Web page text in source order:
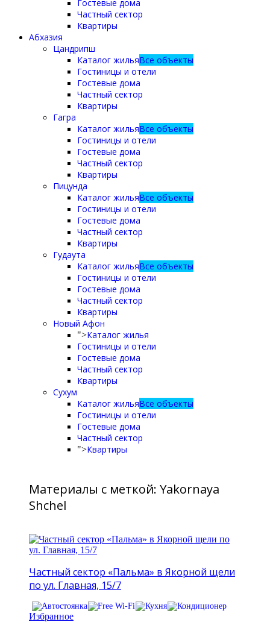
Гостевые дома
Частный сектор
Квартиры
Абхазия
Цандрипш
Каталог жильяВсе объекты
Гостиницы и отели
Гостевые дома
Частный сектор
Квартиры
Гагра
Каталог жильяВсе объекты
Гостиницы и отели
Гостевые дома
Частный сектор
Квартиры
Пицунда
Каталог жильяВсе объекты
Гостиницы и отели
Гостевые дома
Частный сектор
Квартиры
Гудаута
Каталог жильяВсе объекты
Гостиницы и отели
Гостевые дома
Частный сектор
Квартиры
Новый Афон
">Каталог жилья
Гостиницы и отели
Гостевые дома
Частный сектор
Квартиры
Сухум
Каталог жильяВсе объекты
Гостиницы и отели
Гостевые дома
Частный сектор
">Квартиры
Материалы с меткой: Yakornaya
Shchel
Частный сектор «Пальма» в Якорной щели
по ул. Главная, 15/7
Избранное